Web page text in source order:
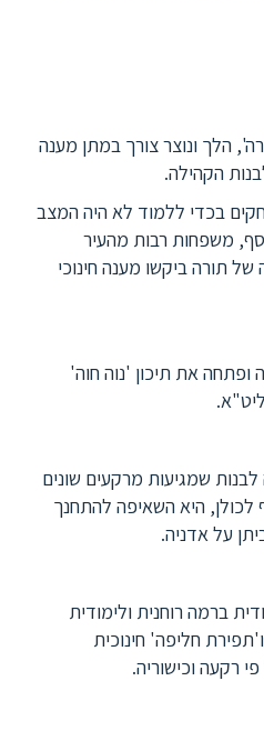
הלך ונוצר צורך במתן מענה
הקהילה.
בכדי ללמוד לא היה המצב
משפחות רבות מהעיר
תורה ביקשו מענה חינוכי
את תיכון 'נוה חוה'
שמגיעות מרקעים שונים
לכולן, היא השאיפה להתחנך
על אדניה.
ברמה רוחנית ולימודית
חליפה' חינוכית
רקעה וכישוריה.